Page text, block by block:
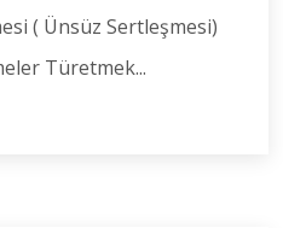
( Ünsüz Sertleşmesi)
Türetmek...